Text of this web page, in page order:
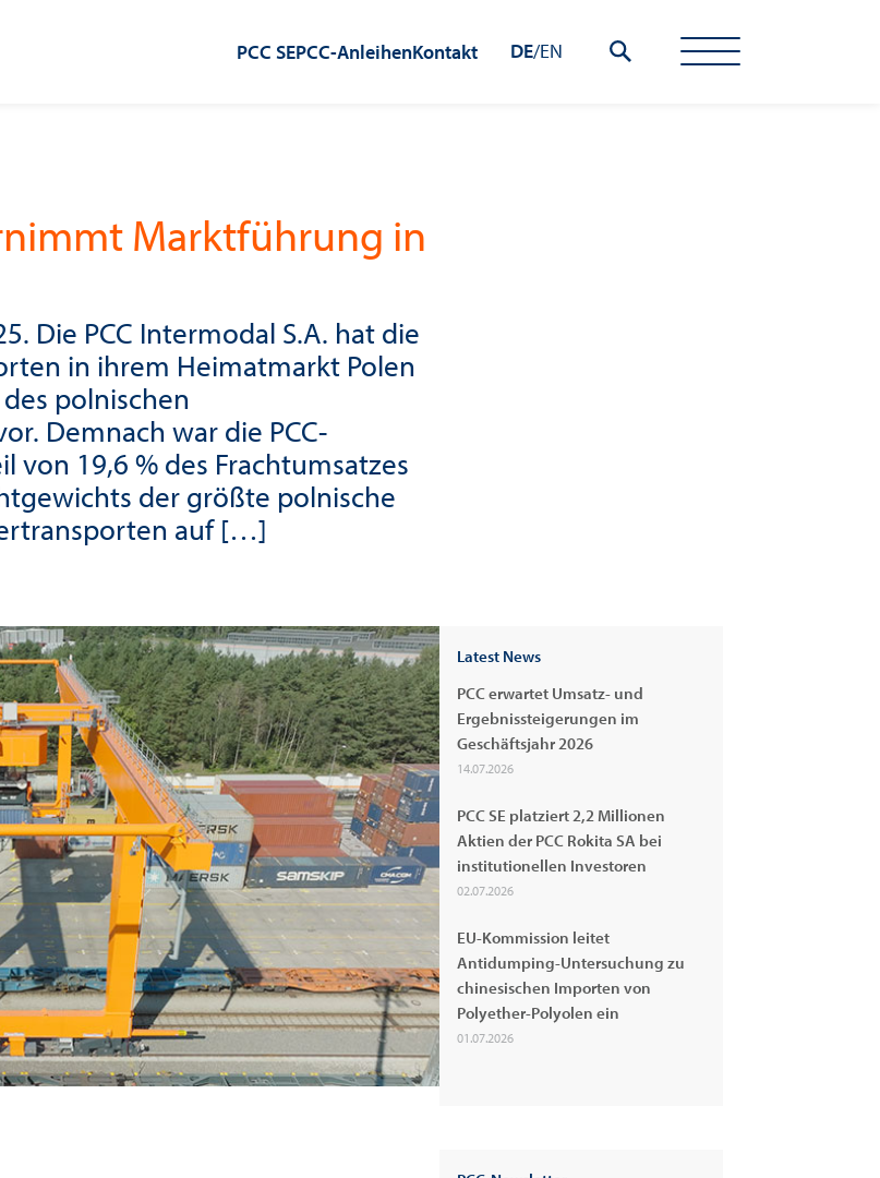
DE/EN
PCC SEPCC-AnleihenKontakt
Marktführung in
Die PCC Intermodal S.A. hat die
in ihrem Heimatmarkt Polen
polnischen
Demnach war die PCC-
19,6 % des Frachtumsatzes
der größte polnische
auf […]
Latest News
PCC erwartet Umsatz- und
Ergebnissteigerungen im
Geschäftsjahr 2026
14.07.2026
PCC SE platziert 2,2 Millionen
Aktien der PCC Rokita SA bei
institutionellen Investoren
02.07.2026
EU-Kommission leitet
Antidumping-Untersuchung zu
chinesischen Importen von
Polyether-Polyolen ein
01.07.2026